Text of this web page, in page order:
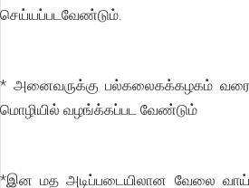
செய்யப்படவேண்டும்.
* அனைவருக்கு பல்கலைகக்கழகம்
மொழியில் வழங்க்கப்பட வேண்டும்
*இன மத அடிப்படையிலான வேலை